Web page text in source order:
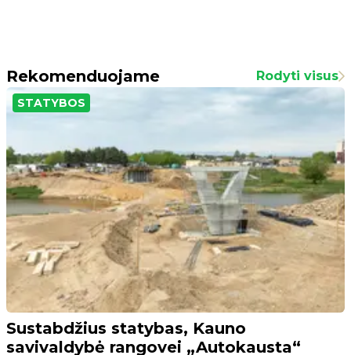
Rekomenduojame Rodyti visus
STATYBOS
Sustabdžius statybas, Kauno
savivaldybė rangovei „Autokausta“